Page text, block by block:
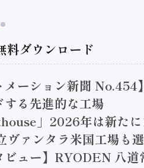
料ダウンロード
メーション新聞 No.454
する先進的な工場
」2026年は新た
ヴァンタラ米国工場も
ビュー】RYODEN 八道